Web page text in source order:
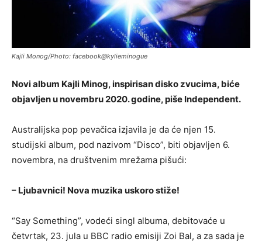
Kajli Monog/Photo: facebook@kylieminogue
Novi album Kajli Minog, inspirisan disko zvucima, biće
objavljen u novembru 2020. godine, piše Independent.
Australijska pop pevačica izjavila je da će njen 15.
studijski album, pod nazivom “Disco”, biti objavljen 6.
novembra, na društvenim mrežama pišući:
– Ljubavnici! Nova muzika uskoro stiže!
“Say Something”, vodeći singl albuma, debitovaće u
četvrtak, 23. jula u BBC radio emisiji Zoi Bal, a za sada je